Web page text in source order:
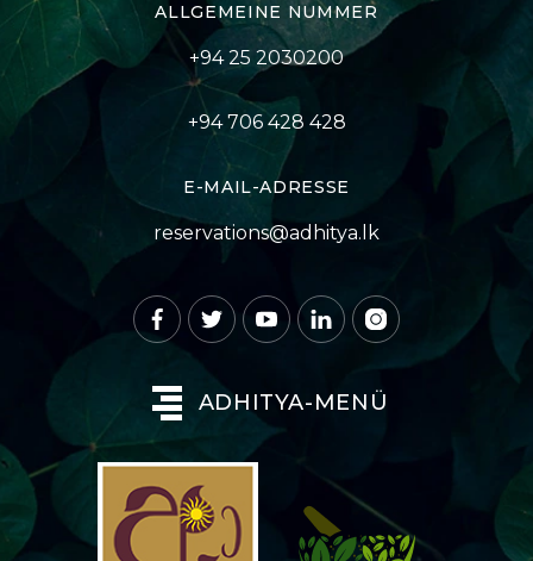
ALLGEMEINE NUMMER
+94 25 2030200
+94 706 428 428
E-MAIL-ADRESSE
reservations@adhitya.lk
ADHITYA-MENÜ